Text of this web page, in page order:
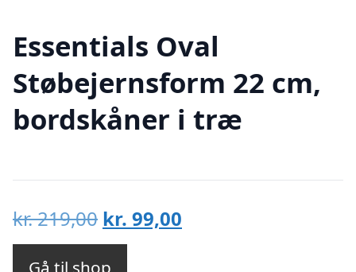
Essentials Oval
Støbejernsform 22 cm,
bordskåner i træ
kr.219,00 Den
oprindelige
kr. 99,00
Gå til shop